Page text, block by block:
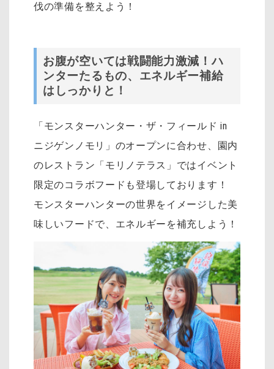
伐の準備を整えよう！
お腹が空いては戦闘能力激減！ハ
ンターたるもの、エネルギー補給
はしっかりと！
「モンスターハンター・ザ・フィールド in
ニジゲンノモリ」のオープンに合わせ、園内
のレストラン「モリノテラス」ではイベント
限定のコラボフードも登場しております！
モンスターハンターの世界をイメージした美
味しいフードで、エネルギーを補充しよう！